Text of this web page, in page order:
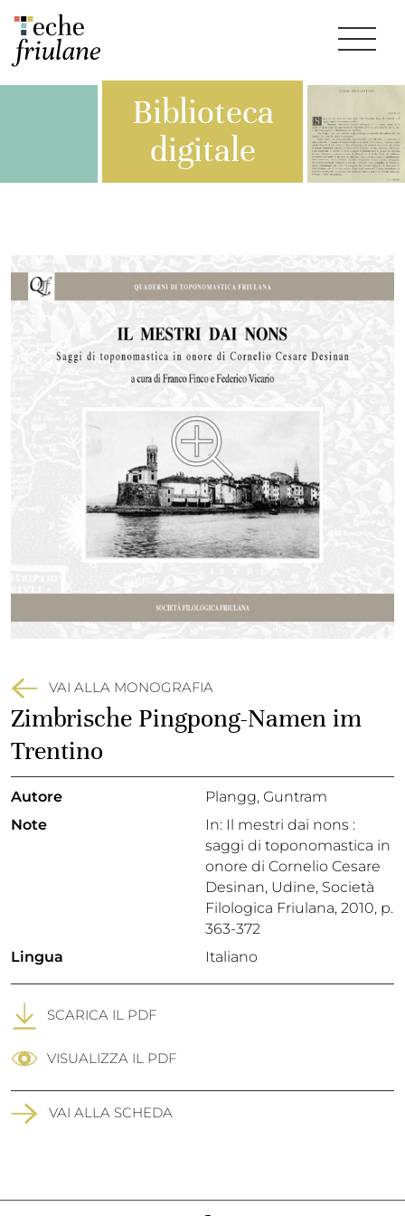
Biblioteca
digitale
VAI ALLA MONOGRAFIA
Zimbrische Pingpong-Namen im
Trentino
Autore
Plangg, Guntram
Note
In: Il mestri dai nons :
saggi di toponomastica in
onore di Cornelio Cesare
Desinan, Udine, Società
Filologica Friulana, 2010, p.
363-372
Lingua
Italiano
SCARICA IL PDF
VISUALIZZA IL PDF
VAI ALLA SCHEDA